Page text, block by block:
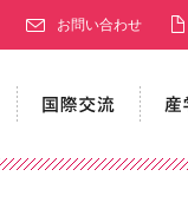
お問い合わせ